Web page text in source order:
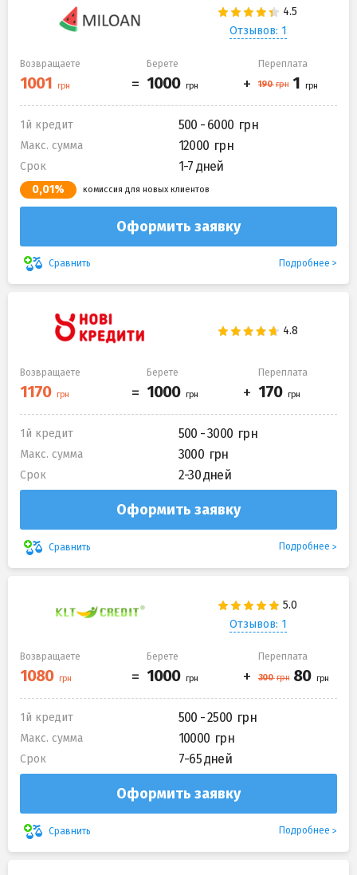
Отзывов: 1
Возвращаете Берете Переплата
1й кредит 500 - 6000
Макс. сумма 12000
Срок 1-7 дней
0,01% комиссия для новых клиентов
Оформить заявку
Сравнить Подробнее
Возвращаете Берете Переплата
1й кредит 500 - 3000
Макс. сумма 3000
Срок 2-30 дней
Оформить заявку
Сравнить Подробнее
Отзывов: 1
Возвращаете Берете Переплата
1й кредит 500 - 2500
Макс. сумма 10000
Срок 7-65 дней
Оформить заявку
Сравнить Подробнее